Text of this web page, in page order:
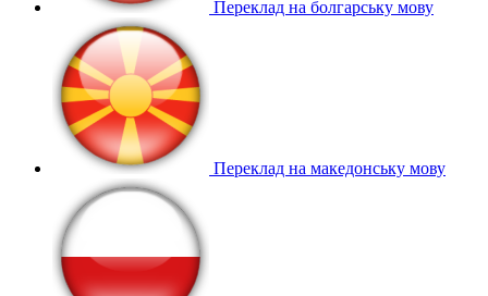
Переклад на болгарську мову
Переклад на македонську мову